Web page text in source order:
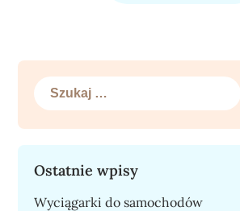
Szukaj:
Ostatnie wpisy
Wyciągarki do samochodów